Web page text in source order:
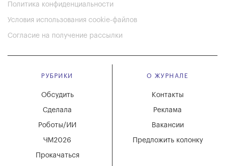
Политика конфиденциальности
Условия использования cookie-файлов
Согласие на получение рассылки
РУБРИКИ
Обсудить
Сделала
Роботы/ИИ
ЧМ2026
Прокачаться
О ЖУРНАЛЕ
Вакансии
Реклама
Контакты
Предложить колонку